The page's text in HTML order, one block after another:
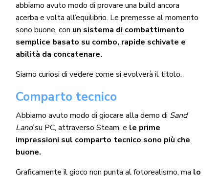
abbiamo avuto modo di provare una build ancora
acerba e volta all’equilibrio. Le premesse al momento
sono buone, con un sistema di combattimento
semplice basato su combo, rapide schivate e
abilità da concatenare.
Siamo curiosi di vedere come si evolverà il titolo.
Comparto tecnico
Abbiamo avuto modo di giocare alla demo di Sand
Landsu PC, attraverso Steam, e le prime
impressioni sul comparto tecnico sono più che
buone.
Graficamente il gioco non punta al fotorealismo, ma lo